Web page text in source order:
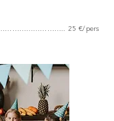
25 €/pers